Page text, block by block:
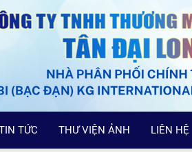
TỨC THƯ VIỆN ẢNH LIÊN HỆ